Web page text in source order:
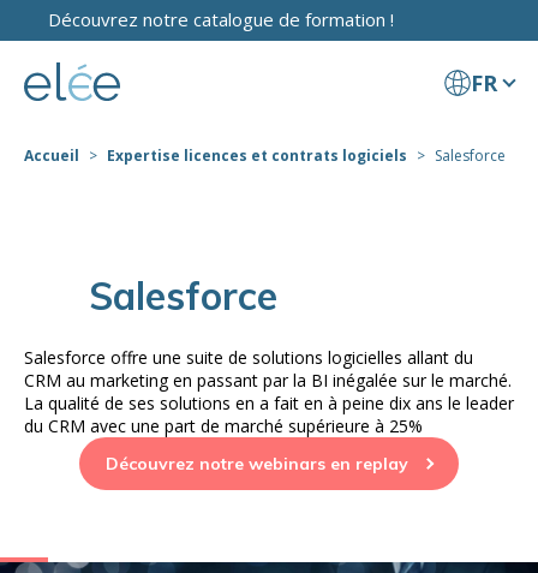
Découvrez notre catalogue de formation !
FR
Accueil Expertise licences et contrats logiciels Salesforce
Salesforce
Salesforce offre une suite de solutions logicielles allant du
CRM au marketing en passant par la BI inégalée sur le marché.
La qualité de ses solutions en a fait en à peine dix ans le leader
du CRM avec une part de marché supérieure à 25%
Découvrez notre webinars en replay